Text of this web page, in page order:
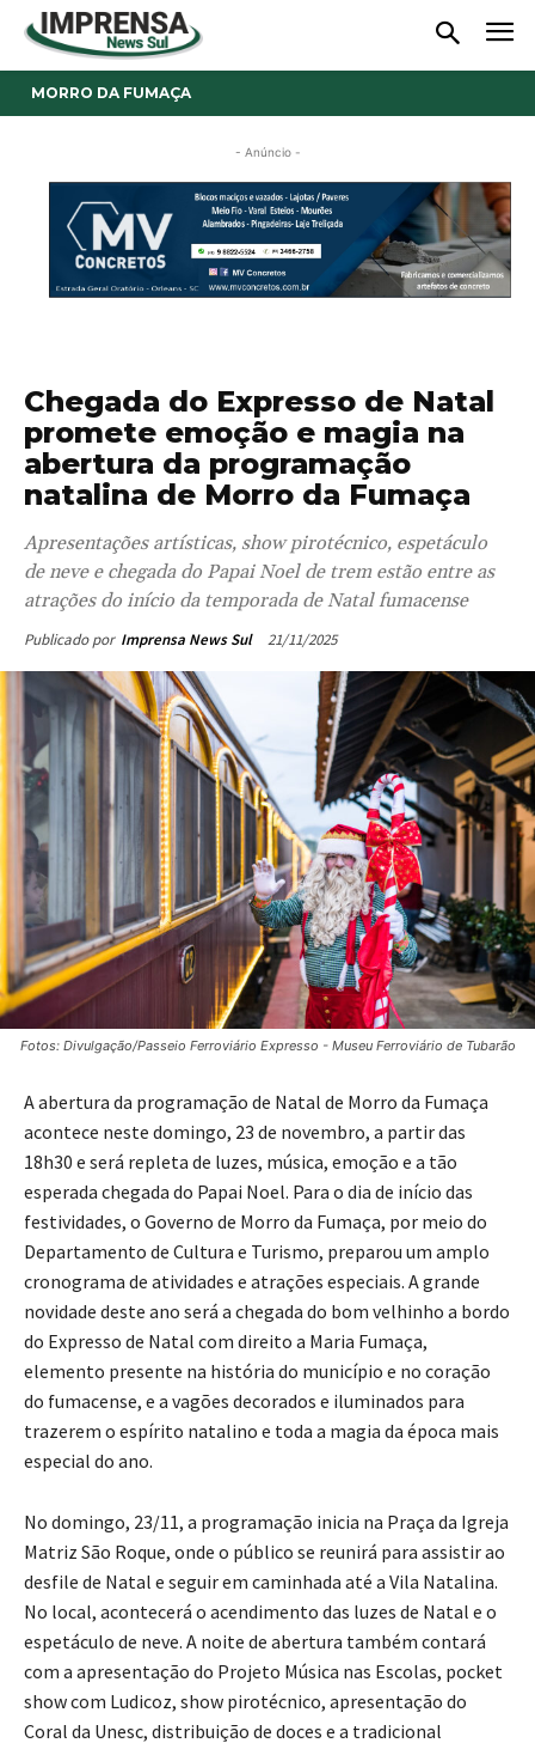
MORRO DA FUMAÇA
- Anúncio -
Chegada do Expresso de Natal
promete emoção e magia na
abertura da programação
natalina de Morro da Fumaça
Apresentações artísticas, show pirotécnico, espetáculo
de neve e chegada do Papai Noel de trem estão entre as
atrações do início da temporada de Natal fumacense
Publicado por Imprensa News Sul 21/11/2025
Fotos: Divulgação/Passeio Ferroviário Expresso - Museu Ferroviário de Tubarão
A abertura da programação de Natal de Morro da Fumaça
acontece neste domingo, 23 de novembro, a partir das
18h30 e será repleta de luzes, música, emoção e a tão
esperada chegada do Papai Noel. Para o dia de início das
festividades, o Governo de Morro da Fumaça, por meio do
Departamento de Cultura e Turismo, preparou um amplo
cronograma de atividades e atrações especiais. A grande
novidade deste ano será a chegada do bom velhinho a bordo
do Expresso de Natal com direito a Maria Fumaça,
elemento presente na história do município e no coração
do fumacense, e a vagões decorados e iluminados para
trazerem o espírito natalino e toda a magia da época mais
especial do ano.
No domingo, 23/11, a programação inicia na Praça da Igreja
Matriz São Roque, onde o público se reunirá para assistir ao
desfile de Natal e seguir em caminhada até a Vila Natalina.
No local, acontecerá o acendimento das luzes de Natal e o
espetáculo de neve. A noite de abertura também contará
com a apresentação do Projeto Música nas Escolas, pocket
show com Ludicoz, show pirotécnico, apresentação do
Coral da Unesc, distribuição de doces e a tradicional